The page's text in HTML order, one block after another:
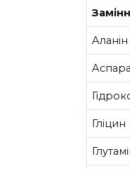
Аланін
Гліцин